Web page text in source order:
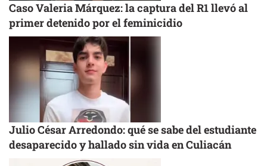
Caso Valeria Márquez: la captura del R1 llevó al
primer detenido por el feminicidio
Julio César Arredondo: qué se sabe del estudiante
desaparecido y hallado sin vida en Culiacán